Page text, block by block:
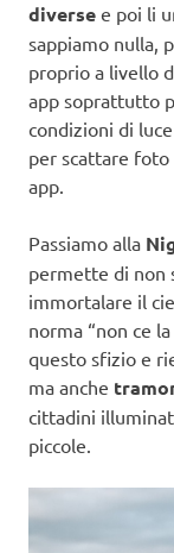
diverse e poi li
sappiamo nulla,
proprio a livello
app soprattutto
condizioni di
per scattare
app.
Passiamo alla
permette di non
immortalare il
norma “non ce
questo sfizio e
ma anche
cittadini
piccole.